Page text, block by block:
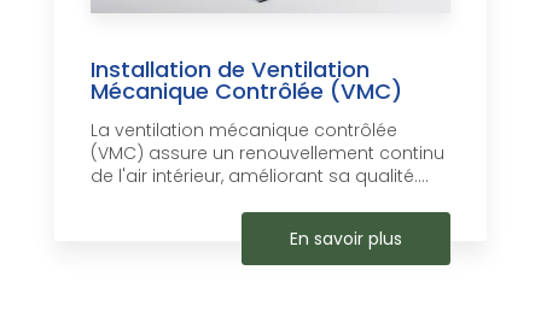
Installation de Ventilation
Mécanique Contrôlée (VMC)
La ventilation mécanique contrôlée
(VMC) assure un renouvellement continu
de l'air intérieur, améliorant sa qualité....
En savoir plus